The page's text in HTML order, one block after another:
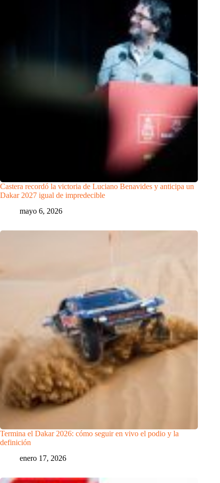
Castera recordó la victoria de Luciano Benavides y anticipa un
Dakar 2027 igual de impredecible
mayo 6, 2026
Termina el Dakar 2026: cómo seguir en vivo el podio y la
definición
enero 17, 2026